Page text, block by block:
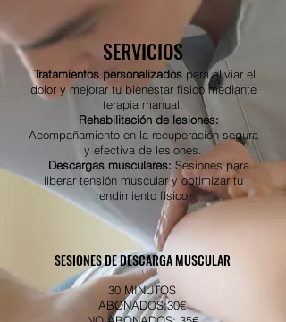
SERVICIOS
Tratamientos personalizados para aliviar el
dolor y mejorar tu bienestar físico mediante
terapia manual.
Rehabilitación de lesiones:
Acompañamiento en la recuperación segura
y efectiva de lesiones.
Descargas musculares: Sesiones para
liberar tensión muscular y optimizar tu
rendimiento físico.
SESIONES DE DESCARGA MUSCULAR
30 MINUTOS
ABONADOS:30€